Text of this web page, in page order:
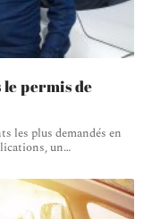
le permis de
les plus demandés en
un…